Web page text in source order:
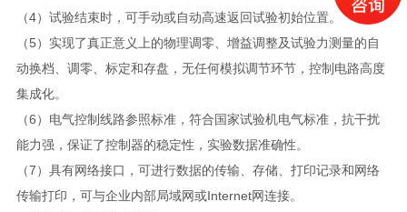
（4）试验结束时，可手动或自动高速返回试验初始位置。
（5）实现了真正意义上的物理调零、增益调整及试验力测量的自
动换档、调零、标定和存盘，无任何模拟调节环节，控制电路高度
集成化。
（6）电气控制线路参照标准，符合国家试验机电气标准，抗干扰
能力强，保证了控制器的稳定性，实验数据准确性。
（7）具有网络接口，可进行数据的传输、存储、打印记录和网络
传输打印，可与企业内部局域网或Internet网连接。